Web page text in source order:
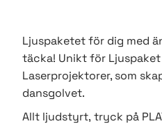
Ljuspaketet för dig med
täcka! Unikt för
Laserprojektorer, som
dansgolvet.
Allt ljudstyrt, tryck på